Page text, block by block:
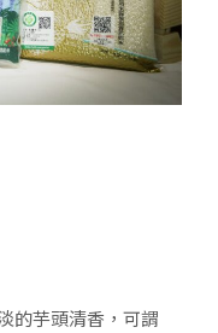
的芋頭清香，可謂